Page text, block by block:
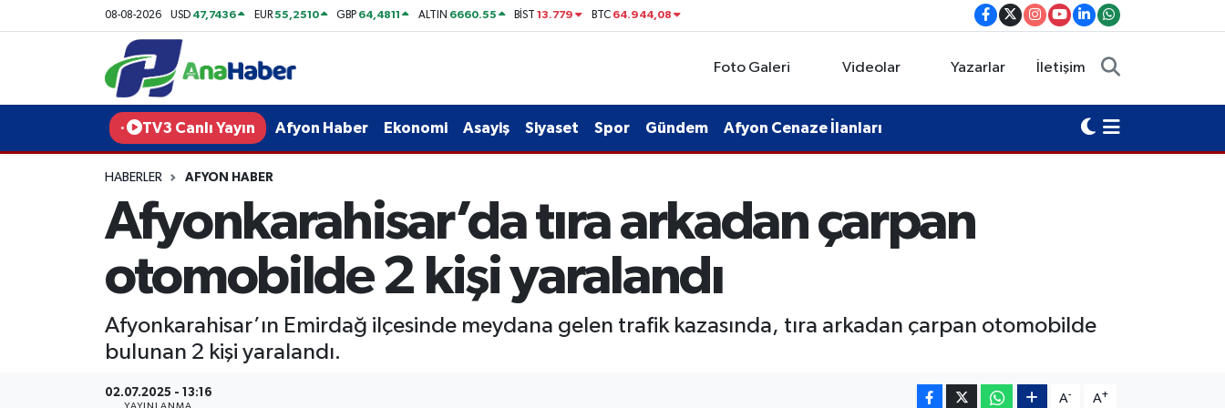
08-08-2026 USD 47,7436 EUR55,2510 GBP 64,4811 ALTIN 6660.55 BİST13.779 BTC 64.944,08
Foto Galeri Videolar Yazarlar İletişim
TV3 Canlı Yayın Afyon Haber Ekonomi Asayiş Siyaset Spor Gündem Afyon Cenaze İlanları
HABERLER AFYON HABER
Afyonkarahisar’da tıra arkadan çarpan
otomobilde 2 kişi yaralandı
Afyonkarahisar’ın Emirdağ ilçesinde meydana gelen trafik kazasında, tıra arkadan çarpan otomobilde
bulunan 2 kişi yaralandı.
02.07.2025 - 13:16
YAYINLANMA
A- A+
Yurt Haber
Afyon Haber
Teknoloji
Afyonkarahisar Nöbetçi Eczaneler
Afyonkarahisar Hava Durumu
Afyonkarahisar Trafik Yoğunluk Haritası
Süper Lig Puan Durumu ve Fikstür
Son Dakika Haberleri
Haber Arşivi